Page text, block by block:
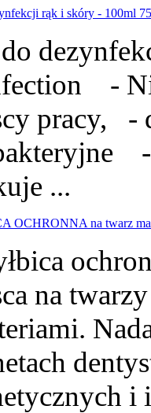
rąk i skóry - 100ml
do
-
pracy, -
-
...
OCHRONNA na twarz
na
i